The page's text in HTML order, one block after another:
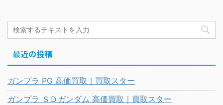
最近の投稿
ガンプラ PG 高価買取｜買取スター
ガンプラ ＳＤガンダム 高価買取｜買取スター